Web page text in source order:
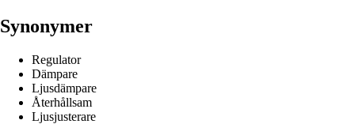
Synonymer
Regulator
Dämpare
Ljusdämpare
Återhållsam
Ljusjusterare